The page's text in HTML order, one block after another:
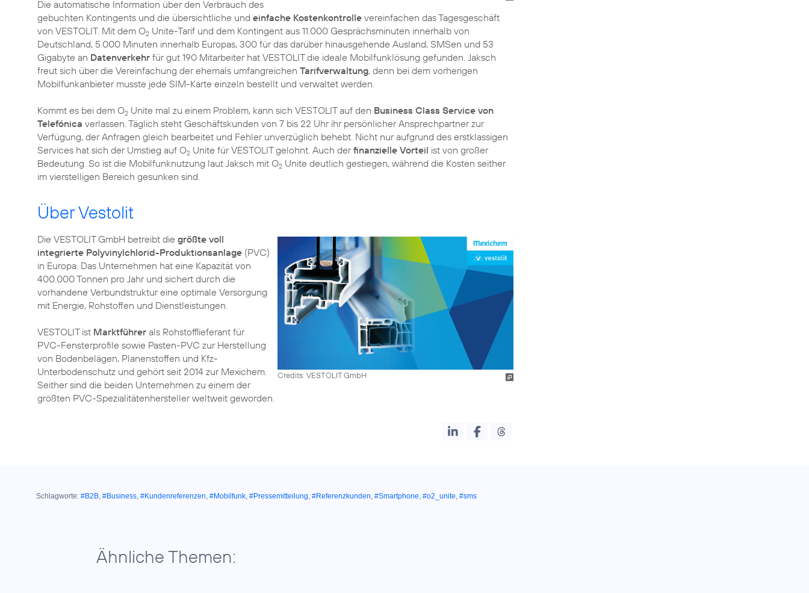
Die automatische Information über den Verbrauch des
gebuchten Kontingents und die übersichtliche und einfache Kostenkontrolle vereinfachen das Tagesgeschäft
von VESTOLIT. Mit dem O2 Unite-Tarif und dem Kontingent aus 11.000 Gesprächsminuten innerhalb von
Deutschland, 5.000 Minuten innerhalb Europas, 300 für das darüber hinausgehende Ausland, SMSen und 53
Gigabyte an Datenverkehr für gut 190 Mitarbeiter hat VESTOLIT die ideale Mobilfunklösung gefunden. Jaksch
freut sich über die Vereinfachung der ehemals umfangreichen Tarifverwaltung, denn bei dem vorherigen
Mobilfunkanbieter musste jede SIM-Karte einzeln bestellt und verwaltet werden.
Kommt es bei dem O2 Unite mal zu einem Problem, kann sich VESTOLIT auf den Business Class Service von
Telefónica verlassen. Täglich steht Geschäftskunden von 7 bis 22 Uhr ihr persönlicher Ansprechpartner zur
Verfügung, der Anfragen gleich bearbeitet und Fehler unverzüglich behebt. Nicht nur aufgrund des erstklassigen
Services hat sich der Umstieg auf O2 Unite für VESTOLIT gelohnt. Auch derfinanzielle Vorteil ist von großer
Bedeutung. So ist die Mobilfunknutzung laut Jaksch mit O2 Unite deutlich gestiegen, während die Kosten seither
im vierstelligen Bereich gesunken sind.
Über Vestolit
Credits: VESTOLIT GmbH
Die VESTOLIT GmbH betreibt die größte voll
integrierte Polyvinylchlorid-Produktionsanlage (PVC)
in Europa. Das Unternehmen hat eine Kapazität von
400.000 Tonnen pro Jahr und sichert durch die
vorhandene Verbundstruktur eine optimale Versorgung
mit Energie, Rohstoffen und Dienstleistungen.
VESTOLIT ist Marktführer als Rohstofflieferant für
PVC-Fensterprofile sowie Pasten-PVC zur Herstellung
von Bodenbelägen, Planenstoffen und Kfz-
Unterbodenschutz und gehört seit 2014 zur Mexichem.
Seither sind die beiden Unternehmen zu einem der
größten PVC-Spezialitätenhersteller weltweit geworden.
Schlagworte: #B2B, #Business, #Kundenreferenzen, #Mobilfunk, #Pressemitteilung, #Referenzkunden, #Smartphone, #o2_unite, #sms
Ähnliche Themen: